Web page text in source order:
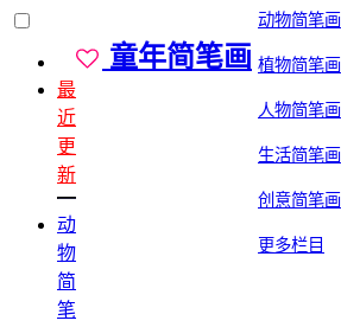
最
近
更
新
动
物
简
笔
童年简笔画
动物简笔画
植物简笔画
人物简笔画
生活简笔画
创意简笔画
更多栏目